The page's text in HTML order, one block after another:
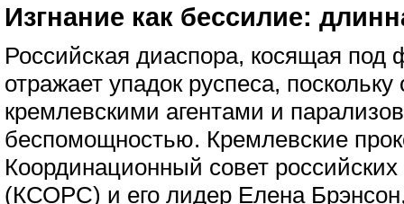
Изгнание как бессилие:
Российская диаспора, косящая под
отражает упадок руспеса,
кремлевскими агентами и
беспомощностью. Кремлевские
Координационный совет российских
(КСОРС) и его лидер Елена